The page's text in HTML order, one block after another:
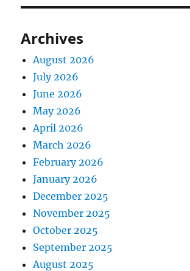
Archives
August 2026
July 2026
June 2026
May 2026
April 2026
March 2026
February 2026
January 2026
December 2025
November 2025
October 2025
September 2025
August 2025